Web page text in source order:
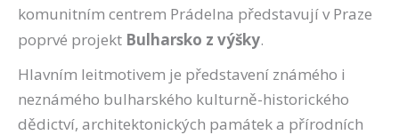
komunitním centrem Prádelna představují v Praze
poprvé projekt Bulharsko z výšky.
Hlavním leitmotivem je představení známého i
neznámého bulharského kulturně-historického
dědictví, architektonických památek a přírodních